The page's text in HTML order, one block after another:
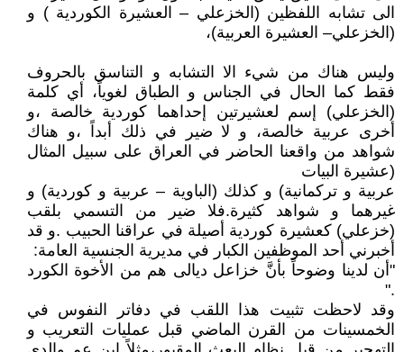
الى تشابه اللفظين (الخزعلي – العشيرة الكوردية ) و
(الخزعلي– العشيرة العربية)،
وليس هناك من شيء الا التشابه و التناسق بالحروف
فقط كما الحال في الجناس و الطباق لغوياً، أي كلمة
(الخزعلي) إسم لعشيرتين إحداهما كوردية خالصة ،و
أخرى عربية خالصة، و لا ضير في ذلك أبداً ،و هناك
شواهد من واقعنا الحاضر في العراق على سبيل المثال
(عشيرة البيات
عربية و تركمانية) و كذلك (الباوية – عربية و كوردية) و
غيرهما و شواهد كثيرة.فلا ضير من التسمي بلقب
(خزعلي) كعشيرة كوردية أصيلة في عراقنا الحبيب .و قد
أخبرني أحد الموظفين الكبار في مديرية الجنسية العامة:
"أن لدينا وضوحاً بأنَّ خزاعل ديالى هم من الأخوة الكورد
."
وقد لاحظت تثبيت هذا اللقب في دفاتر النفوس في
الخمسينات من القرن الماضي قبل عمليات التعريب و